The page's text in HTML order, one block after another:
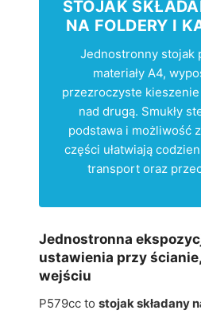
STOJAK
NA FOLDERY I
Jednostronny stojak
materiały A4,
przezroczyste
nad drugą. Smukły
podstawa i możliwość
części ułatwiają
transport oraz
Jednostronna
ustawienia przy
wejściu
P579cc to stojak składany